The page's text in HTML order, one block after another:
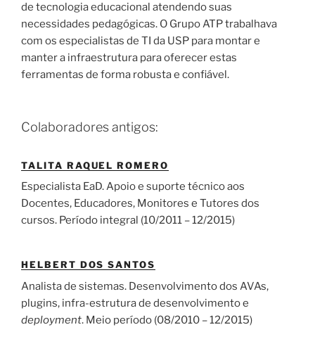
de tecnologia educacional atendendo suas
necessidades pedagógicas. O Grupo ATP trabalhava
com os especialistas de TI da USP para montar e
manter a infraestrutura para oferecer estas
ferramentas de forma robusta e confiável.
Colaboradores antigos:
TALITA RAQUEL ROMERO
Especialista EaD. Apoio e suporte técnico aos
Docentes, Educadores, Monitores e Tutores dos
cursos. Período integral (10/2011 – 12/2015)
HELBERT DOS SANTOS
Analista de sistemas. Desenvolvimento dos AVAs,
plugins, infra-estrutura de desenvolvimento e
deployment. Meio período (08/2010 – 12/2015)